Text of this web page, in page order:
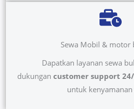
Sewa Mobil & motor
Dapatkan layanan sewa
dukungan customer support
untuk kenyamanan